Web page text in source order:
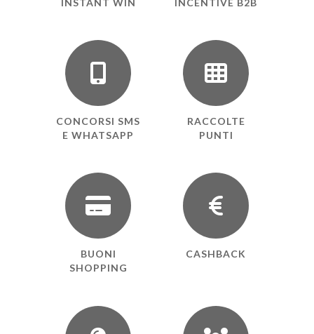
CONCORSI SMS
E WHATSAPP
RACCOLTE
PUNTI
BUONI
SHOPPING
CASHBACK